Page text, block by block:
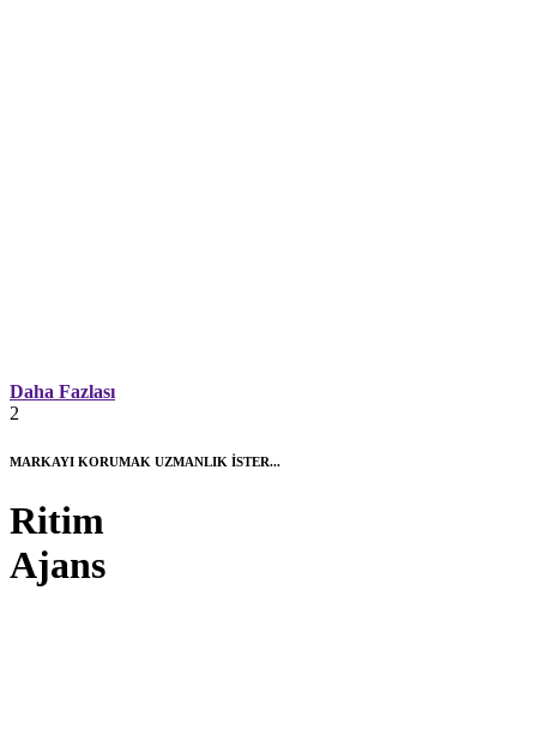
Daha Fazlası
2
MARKAYI KORUMAK UZMANLIK İSTER...
Ritim
Ajans